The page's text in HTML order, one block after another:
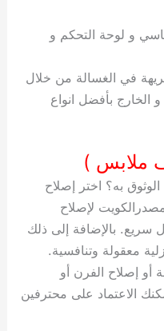
و لوحة التحكم و
في الغسالة من خلال
و الخارج بأفضل انواع
ملابس )
به؟ اختر إصلاح
لإصلاح
سريع. بالإضافة إلى ذلك
معقولة وتنافسية.
أو إصلاح الفرن أو
الاعتماد على محترفين